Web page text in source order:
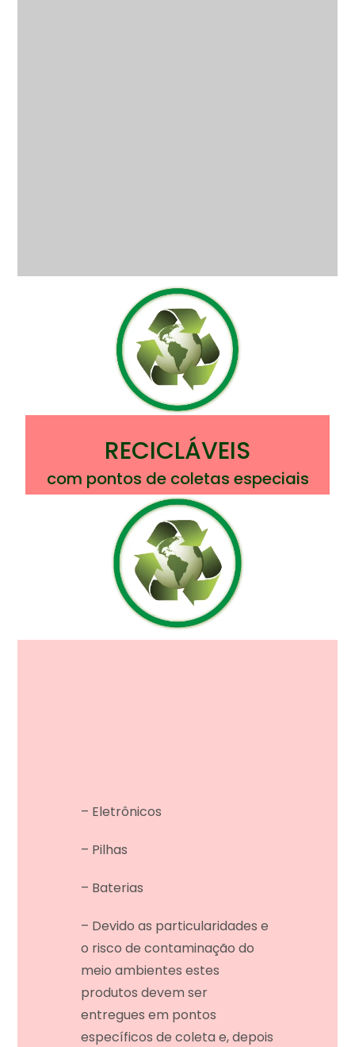
RECICLÁVEIS
com pontos de coletas especiais
– Eletrônicos
– Pilhas
– Baterias
– Devido as particularidades e
o risco de contaminação do
meio ambientes estes
produtos devem ser
entregues em pontos
específicos de coleta e, depois